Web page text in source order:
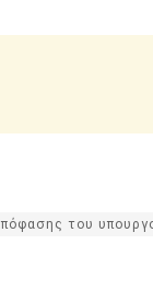
του